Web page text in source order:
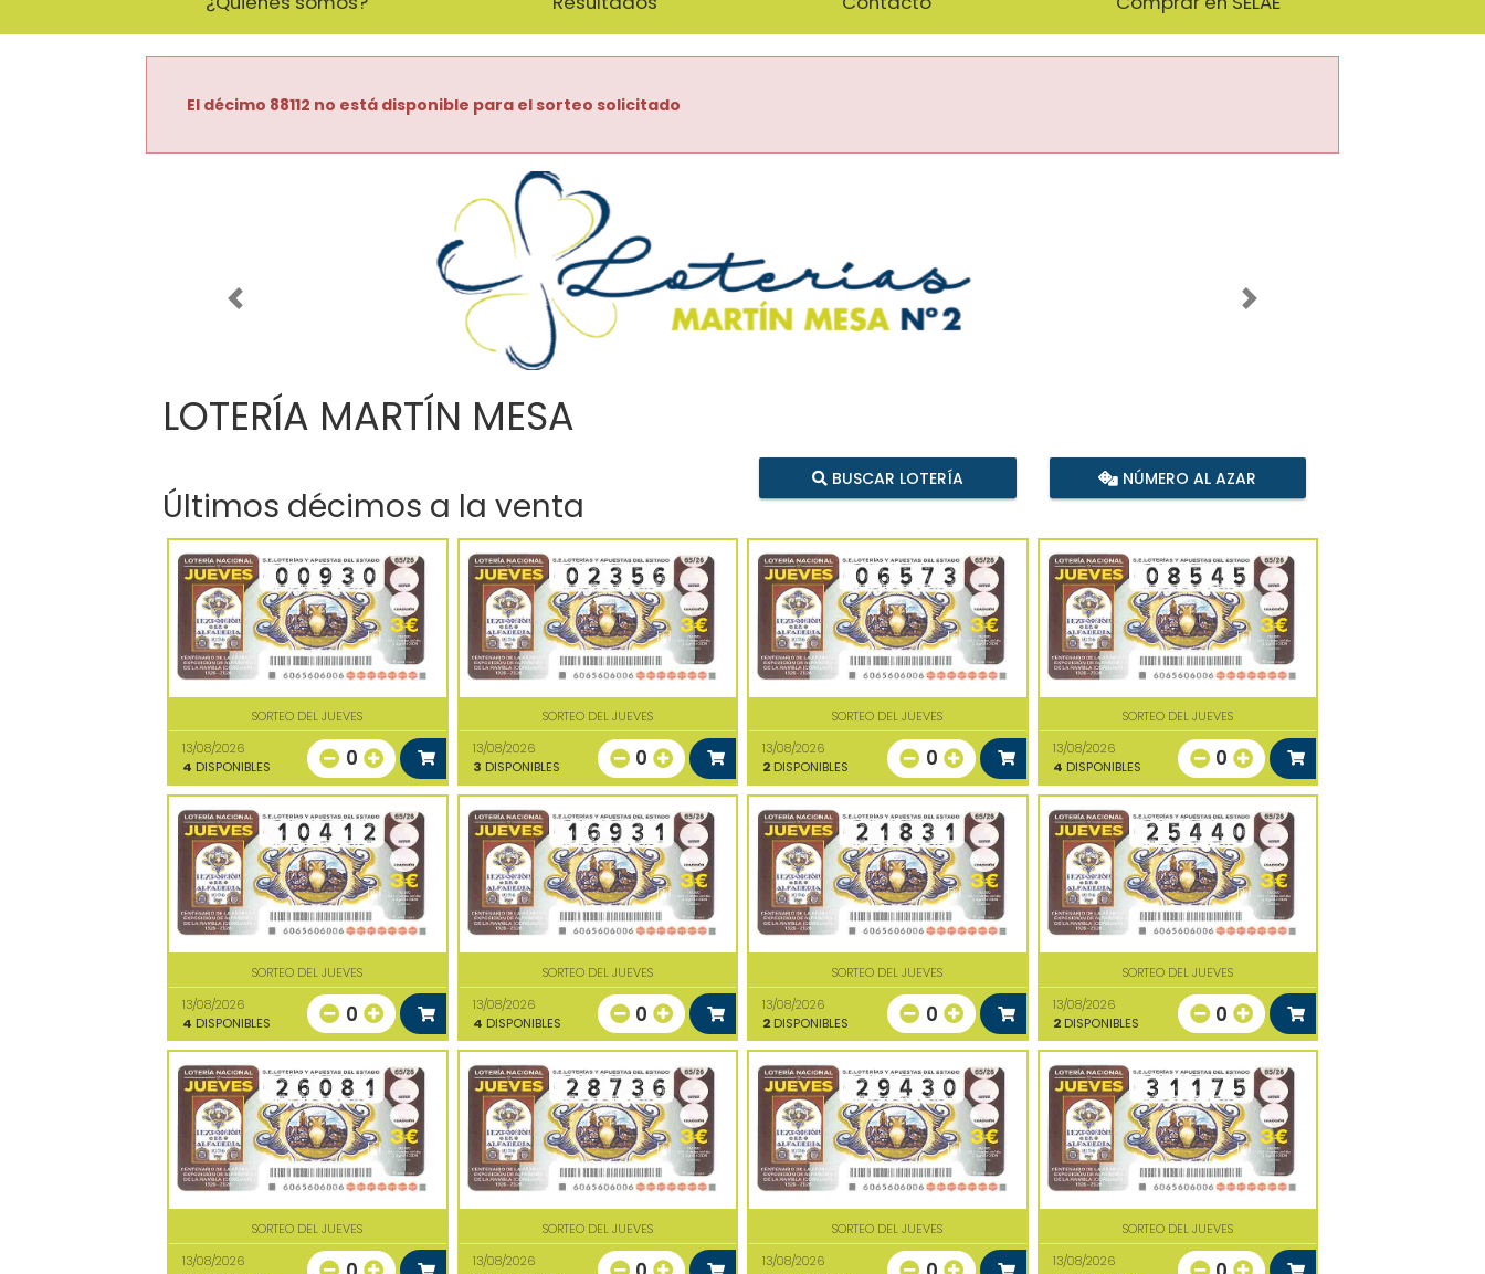
El décimo 88112 no está disponible para el sorteo solicitado
Imagen anterior Imagen siguiente
LOTERÍA MARTÍN MESA
Últimos décimos a la venta
BUSCAR LOTERÍA NÚMERO AL AZAR
SORTEO DEL JUEVES
13/08/2026
4 DISPONIBLES 0
SORTEO DEL JUEVES
13/08/2026
3 DISPONIBLES 0
SORTEO DEL JUEVES
13/08/2026
2 DISPONIBLES 0
SORTEO DEL JUEVES
13/08/2026
4 DISPONIBLES 0
SORTEO DEL JUEVES
13/08/2026
4 DISPONIBLES 0
SORTEO DEL JUEVES
13/08/2026
4 DISPONIBLES 0
SORTEO DEL JUEVES
13/08/2026
2 DISPONIBLES 0
SORTEO DEL JUEVES
13/08/2026
2DISPONIBLES 0
SORTEO DEL JUEVES
13/08/2026
SORTEO DEL JUEVES
13/08/2026
SORTEO DEL JUEVES
13/08/2026
SORTEO DEL JUEVES
13/08/2026